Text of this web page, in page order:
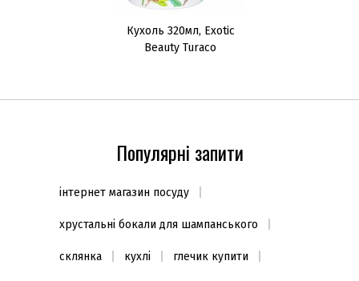
Кухоль 320мл, Exotic
Beauty Turaco
Популярні запити
інтернет магазин посуду
хрустальні бокали для шампанського
склянка кухлі глечик купити